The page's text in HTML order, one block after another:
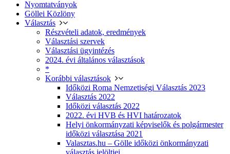
Nyomtatványok
Göllei Közlöny
Választás
Részvételi adatok, eredmények
Választási szervek
Választási ügyintézés
2024. évi általános választások
*
Korábbi választások
Időközi Roma Nemzetiségi Választás 2023
Választás 2022
Időközi választás 2022
2022. évi HVB és HVI határozatok
Helyi önkormányzati képviselők és polgármester
időközi választása 2021
Valasztas.hu – Gölle időközi önkormányzati
választás jelöltjei